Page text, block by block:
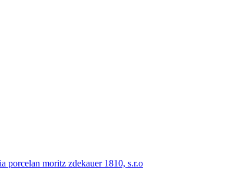
porcelan moritz zdekauer 1810, s.r.o